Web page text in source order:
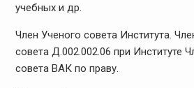
учебных и др.
Член Ученого совета Института.
совета Д.002.002.06 при Институте
совета ВАК по праву.